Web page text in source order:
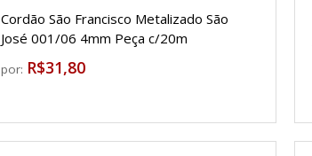
Cordão São Francisco Metalizado São
José 001/06 4mm Peça c/20m
por: R$31,80